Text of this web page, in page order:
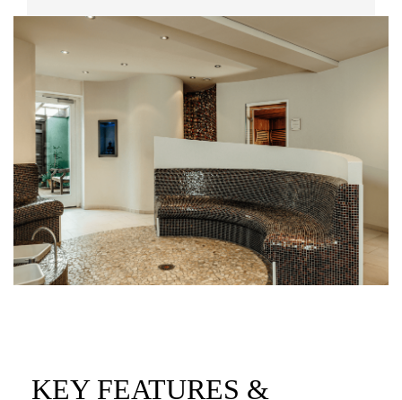
KEY FEATURES &